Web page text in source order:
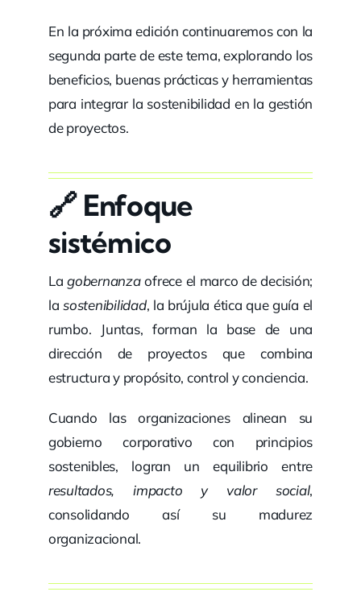
En la próxima edición continuaremos con la
segunda parte de este tema, explorando los
beneficios, buenas prácticas y herramientas
para integrar la sostenibilidad en la gestión
de proyectos.
🔗 Enfoque
sistémico
Lagobernanzaofrece el marco de decisión;
lasostenibilidad, la brújula ética que guía el
rumbo. Juntas, forman la base de una
dirección de proyectos que combina
estructura y propósito, control y conciencia.
Cuando las organizaciones alinean su
gobierno corporativo con principios
sostenibles, logran un equilibrio entre
resultados, impacto y valor social,
consolidando así su madurez
organizacional.